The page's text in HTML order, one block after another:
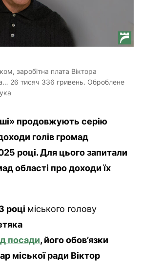
заробітна плата Віктора
26 тисяч 336 гривень. Оброблене
продовжують серію
голів громад
році. Для цього запитали
області про доходи їх
році міського голову
посади, його обов’язки
міської ради Віктор